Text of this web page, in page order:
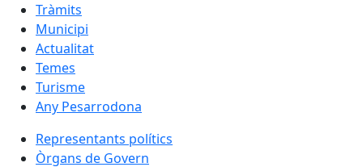
Tràmits
Municipi
Actualitat
Temes
Turisme
Any Pesarrodona
Representants polítics
Òrgans de Govern